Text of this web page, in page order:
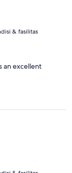
& fasilitas
an excellent